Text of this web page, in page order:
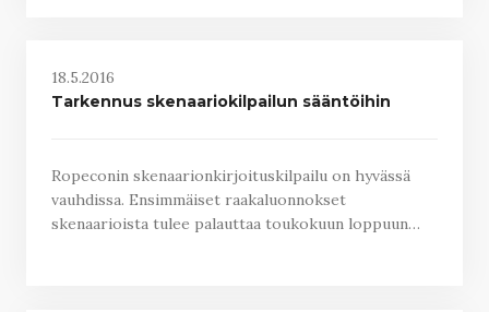
18.5.2016
Tarkennus skenaariokilpailun sääntöihin
Ropeconin skenaarionkirjoituskilpailu on hyvässä
vauhdissa. Ensimmäiset raakaluonnokset
skenaarioista tulee palauttaa toukokuun loppuun…